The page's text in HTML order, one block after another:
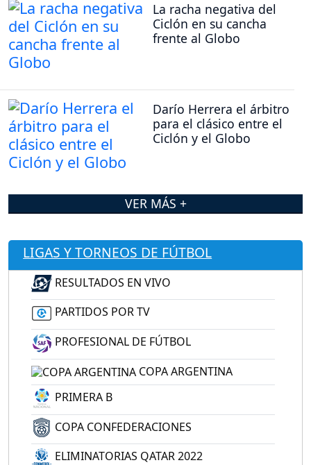
La racha negativa del
Ciclón en su cancha
frente al Globo
Darío Herrera el árbitro
para el clásico entre el
Ciclón y el Globo
VER MÁS +
LIGAS Y TORNEOS DE FÚTBOL
RESULTADOS EN VIVO
PARTIDOS POR TV
PROFESIONAL DE FÚTBOL
COPA ARGENTINA
PRIMERA B
COPA CONFEDERACIONES
ELIMINATORIAS QATAR 2022